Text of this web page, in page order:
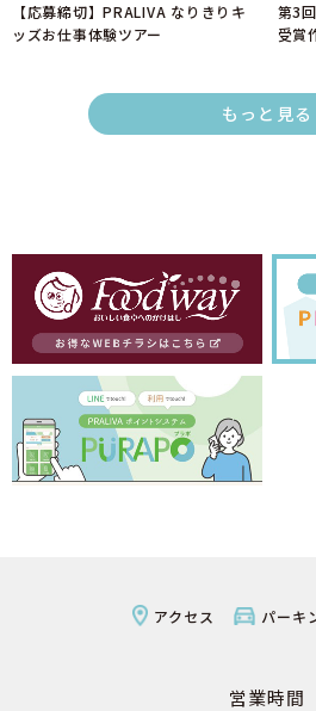
【応募締切】PRALIVA なりきりキ
ッズお仕事体験ツアー
第3
受賞
もっと見る
アクセス パーキ
営業時間